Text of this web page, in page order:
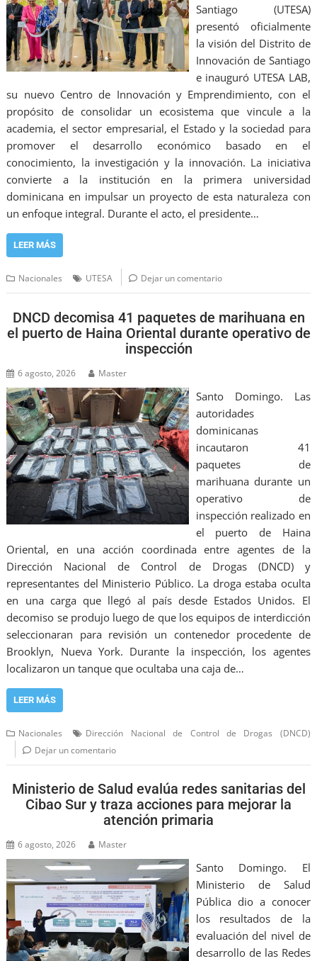
Santiago (UTESA)
presentó oficialmente
la visión del Distrito de
Innovación de Santiago
e inauguró UTESA LAB,
su nuevo Centro de Innovación y Emprendimiento, con el
propósito de consolidar un ecosistema que vincule a la
academia, el sector empresarial, el Estado y la sociedad para
promover el desarrollo económico basado en el
conocimiento, la investigación y la innovación. La iniciativa
convierte a la institución en la primera universidad
dominicana en impulsar un proyecto de esta naturaleza con
un enfoque integral. Durante el acto, el presidente…
LEER MÁS
Nacionales UTESA Dejar un comentario
DNCD decomisa 41 paquetes de marihuana en
el puerto de Haina Oriental durante operativo de
inspección
6 agosto, 2026 Master
Santo Domingo. Las
autoridades
dominicanas
incautaron 41
paquetes de
marihuana durante un
operativo de
inspección realizado en
el puerto de Haina
Oriental, en una acción coordinada entre agentes de la
Dirección Nacional de Control de Drogas (DNCD) y
representantes del Ministerio Público. La droga estaba oculta
en una carga que llegó al país desde Estados Unidos. El
decomiso se produjo luego de que los equipos de interdicción
seleccionaran para revisión un contenedor procedente de
Brooklyn, Nueva York. Durante la inspección, los agentes
localizaron un tanque que ocultaba una caja de…
LEER MÁS
Nacionales
Dirección Nacional de Control de Drogas (DNCD)
Dejar un comentario
Ministerio de Salud evalúa redes sanitarias del
Cibao Sur y traza acciones para mejorar la
atención primaria
6 agosto, 2026 Master
Santo Domingo. El
Ministerio de Salud
Pública dio a conocer
los resultados de la
evaluación del nivel de
desarrollo de las Redes